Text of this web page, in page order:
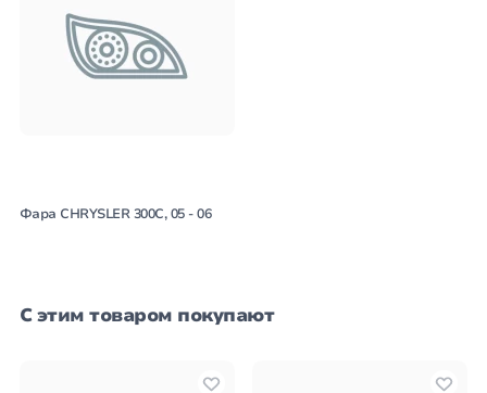
Фара CHRYSLER 300C, 05 - 06
С этим товаром покупают